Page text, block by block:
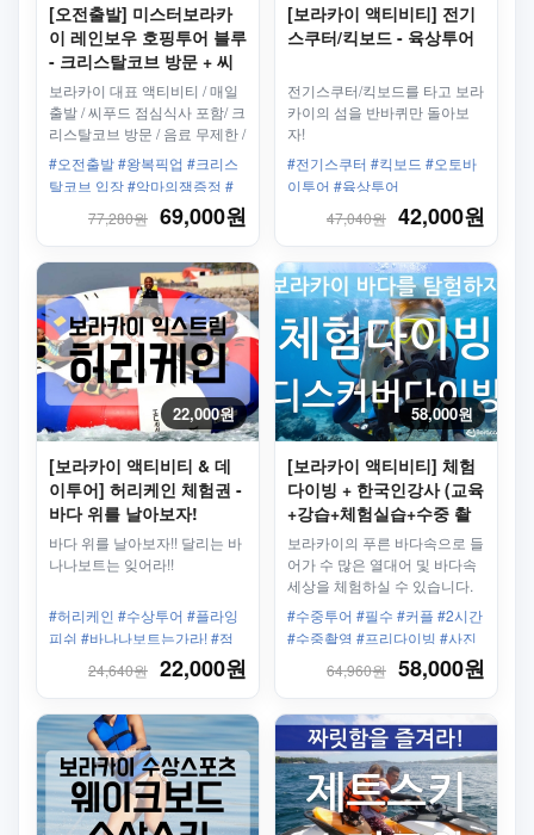
[오전출발] 미스터보라카
이 레인보우 호핑투어 블루
- 크리스탈코브 방문 + 씨
푸드 점심식사 + 스노쿨링
+ 카와스파 체험
보라카이 대표 액티비티 / 매일
출발 / 씨푸드 점심식사 포함/ 크
리스탈코브 방문 / 음료 무제한 /
푸카비치 방문/ 스노쿨링 3회
#오전출발 #왕복픽업 #크리스
탈코브 입장 #악마의잼증정 #
필수코스 #씨푸드 #호핑투어 #
골드팩 #중식포함 #스노클링 #
77,280원 69,000원
[보라카이 액티비티] 전기
스쿠터/킥보드 - 육상투어
전기스쿠터/킥보드를 타고 보라
카이의 섬을 반바퀴만 돌아보
자!
#전기스쿠터 #킥보드 #오토바
이투어 #육상투어
47,040원 42,000원
22,000원
[보라카이 액티비티 & 데
이투어] 허리케인 체험권 -
바다 위를 날아보자!
바다 위를 날아보자!! 달리는 바
나나보트는 잊어라!!
#허리케인 #수상투어 #플라잉
피쉬 #바나나보트는가라! #점
프 #스피드보트 #왕복픽업샌딩
#가족 #그룹 #남자끼리
24,640원 22,000원
58,000원
[보라카이 액티비티] 체험
다이빙 + 한국인강사 (교육
+강습+체험실습+수중 촬
영)
보라카이의 푸른 바다속으로 들
어가 수 많은 열대어 및 바다속
세상을 체험하실 수 있습니다.
다이빙 자격증이 없으셔도 됩니
다.
#수중투어 #필수 #커플 #2시간
#수중촬영 #프리다이빙 #사진
촬영 #편도픽업 #인스타맛집
64,960원 58,000원